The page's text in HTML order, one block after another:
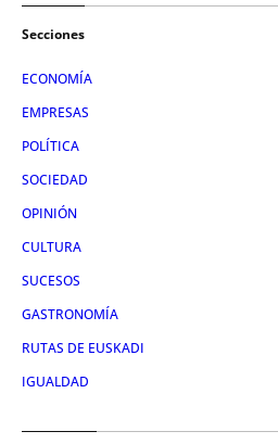
Secciones
ECONOMÍA
EMPRESAS
POLÍTICA
SOCIEDAD
OPINIÓN
CULTURA
SUCESOS
GASTRONOMÍA
RUTAS DE EUSKADI
IGUALDAD